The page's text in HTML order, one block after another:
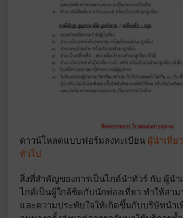
ดาวน์โหลดแบบฟอร์มลงทะเบียน ผู้นำเที่ยว
ทั่วไป
สิ่งที่สำคัญของการเป็นไกด์นำทัวร์ กับ ผู้นำ
ไกด์เป็นผู้ใกล้ชิดกับนักท่องเที่ยว ทำให้สาม
และความประทับใจให้เกิดขึ้นกับบริษัทนำเ